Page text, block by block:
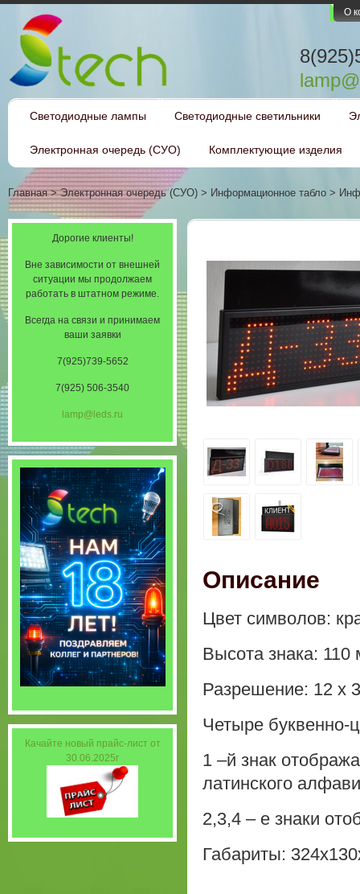
О
Светодиодные лампы Светодиодные светильники
Электронная очередь (СУО) Комплектующие изделия
Главная>Электронная очередь (СУО) > Информационное табло >
Описание
Цвет символов:
Высота знака: 110
Разрешение: 12 х
Четыре
1 –й знак
латинского
2,3,4 – е знаки
Габариты:
Дорогие клиенты!
Вне зависимости от внешней
ситуации мы продолжаем
работать в штатном режиме.
Всегда на связи и принимаем
ваши заявки
7(925)739-5652
7(925) 506-3540
lamp@leds.ru
Качайте новый прайс-лист от
30.06.2025г